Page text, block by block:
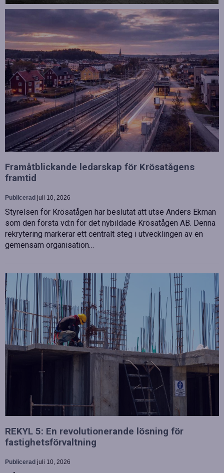
Framåtblickande ledarskap för Krösatågens
framtid
Publicerad juli 10, 2026
Styrelsen för Krösatågen har beslutat att utse Anders Ekman
som den första vd:n för det nybildade Krösatågen AB. Denna
rekrytering markerar ett centralt steg i utvecklingen av en
gemensam organisation…
REKYL 5: En revolutionerande lösning för
fastighetsförvaltning
Publicerad juli 10, 2026